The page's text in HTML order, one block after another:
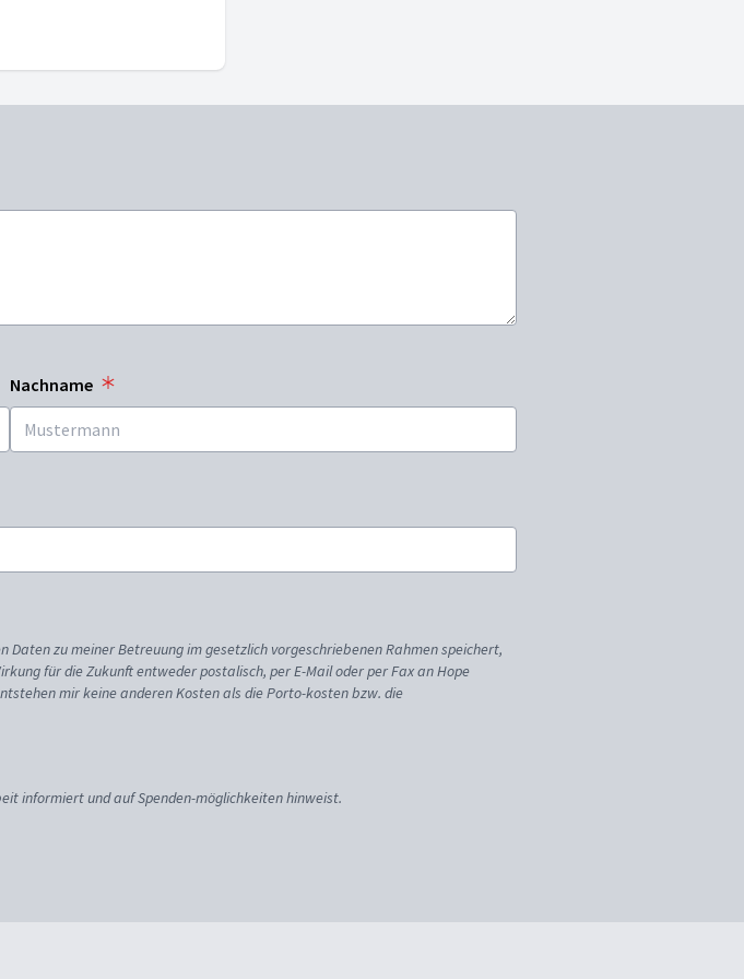
Nachname
zu meiner Betreuung im gesetzlich vorgeschriebenen Rahmen speichert,
für die Zukunft entweder postalisch, per E-Mail oder per Fax an Hope
mir keine anderen Kosten als die Porto-kosten bzw. die
informiert und auf Spenden-möglichkeiten hinweist.